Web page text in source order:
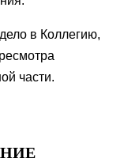
в Коллегию,
части.